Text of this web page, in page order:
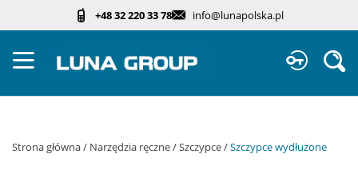
+48 32 220 33 78 info@lunapolska.pl
Strona główna Narzędzia ręczne Szczypce Szczypce wydłużone